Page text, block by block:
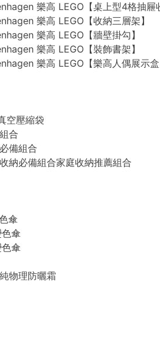
樂高 LEGO【桌上型4格抽屜
樂高 LEGO【收納三層架】
樂高 LEGO【牆壁掛勾】
樂高 LEGO【裝飾書架】
樂高 LEGO【樂高人偶展示盒
空壓縮袋
合
備組合
納必備組合家庭收納推薦組合
傘
傘
傘
物理防曬霜